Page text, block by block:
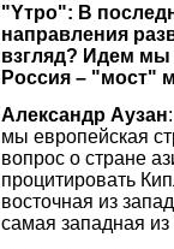
"Yтро": В
направления
взгляд? Идем мы
Россия – "мост"
Александр Аузан
мы европейская
вопрос о стране
процитировать
восточная из
самая западная